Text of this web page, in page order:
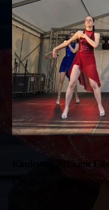
Kindertag 2025 mit
Ein großes